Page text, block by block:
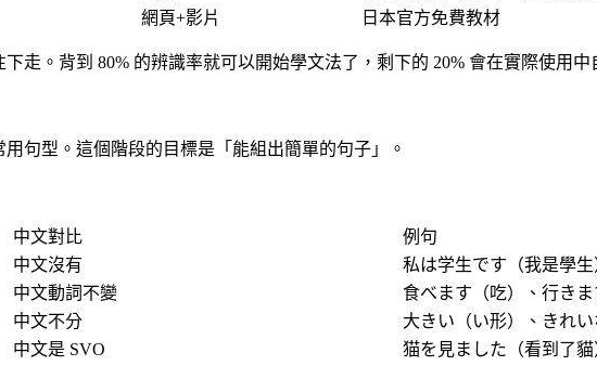
網頁+影片 日本官方免費教材
走。背到 80% 的辨識率就可以開始學文法了，剩下的 20% 會在實際使用
句型。這個階段的目標是「能組出簡單的句子」。
中文對比
例句
中文沒有
私は学生です（我是學生
中文動詞不變
食べます（吃）、行き
中文不分
大きい（い形）、きれ
中文是 SVO
猫を見ました（看到了貓